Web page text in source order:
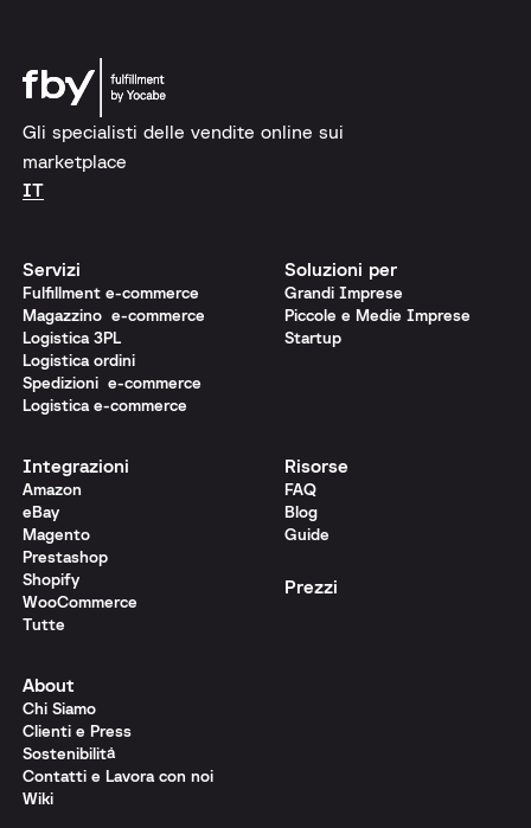
Gli specialisti delle vendite online sui
marketplace
IT
Servizi
Fulfillment e-commerce
Magazzino e-commerce
Logistica 3PL
Logistica ordini
Spedizioni e-commerce
Logistica e-commerce
Soluzioni per
Grandi Imprese
Piccole e Medie Imprese
Startup
Integrazioni
Amazon
eBay
Magento
Prestashop
Shopify
WooCommerce
Tutte
Risorse
FAQ
Blog
Guide
Prezzi
About
Chi Siamo
Clienti e Press
Sostenibilità
Contatti e Lavora con noi
Wiki